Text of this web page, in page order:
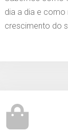
dia a dia e como
crescimento do